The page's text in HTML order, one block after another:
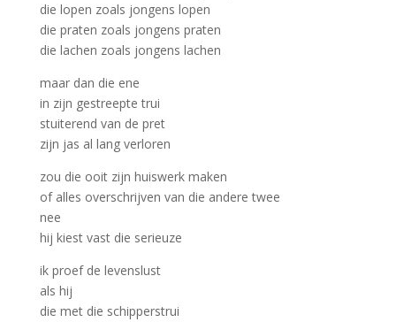
die lopen zoals jongens lopen
die praten zoals jongens praten
die lachen zoals jongens lachen
maar dan die ene
in zijn gestreepte trui
stuiterend van de pret
zijn jas al lang verloren
zou die ooit zijn huiswerk maken
of alles overschrijven van die andere twee
nee
hij kiest vast die serieuze
ik proef de levenslust
als hij
die met die schipperstrui